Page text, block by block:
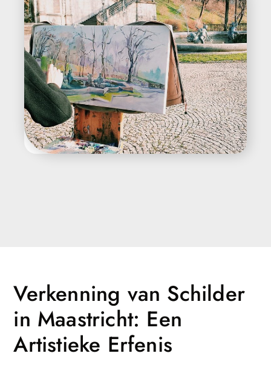
Verkenning van Schilder
in Maastricht: Een
Artistieke Erfenis